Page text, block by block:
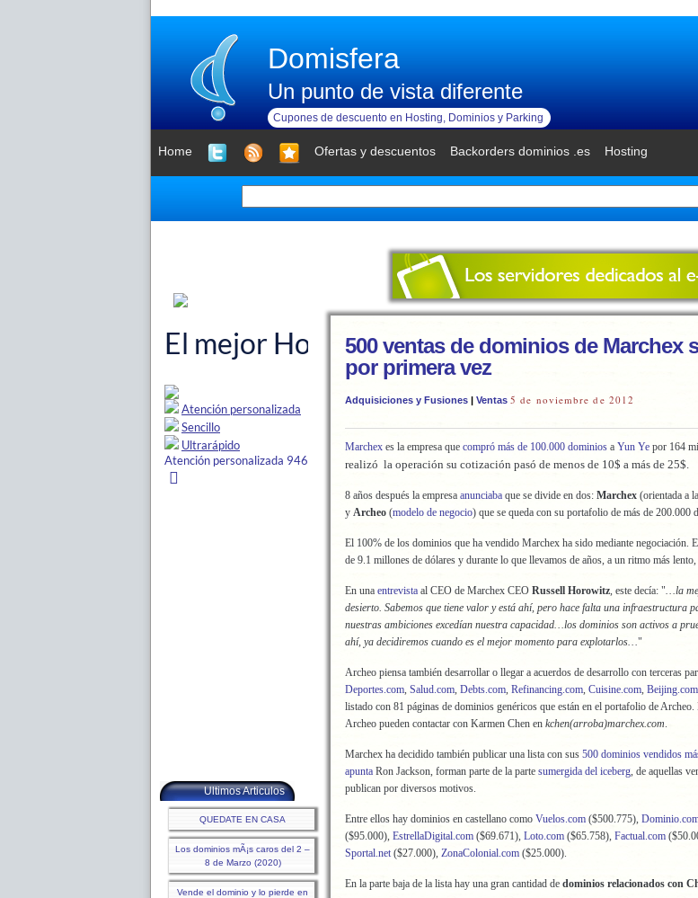
Domisfera
Un punto de vista diferente
Cupones de descuento en Hosting, Dominios y Parking
Home Ofertas y descuentos Backorders dominios .es Hosting
Ultimos Articulos
QUEDATE EN CASA
Los dominios mÃ¡s caros del 2 –
8 de Marzo (2020)
Vende el dominio y lo pierde en
500 ventas de dominios de Marchex
por primera vez
Adquisiciones y Fusiones | Ventas 5 de noviembre de 2012
Marchex es la empresa que compró más de 100.000 dominios a Yun Ye por 164
realizó la operación su cotización pasó de menos de 10$ a más de 25$.
8 años después la empresa anunciaba que se divide en dos: Marchex (orientada a
y Archeo (modelo de negocio) que se queda con su portafolio de más de 200.000
El 100% de los dominios que ha vendido Marchex ha sido mediante negociación.
de 9.1 millones de dólares y durante lo que llevamos de años, a un ritmo más
En una entrevista al CEO de Marchex CEO Russell Horowitz, este decía: "…la
desierto. Sabemos que tiene valor y está ahí, pero hace falta una infraestructura
nuestras ambiciones excedían nuestra capacidad…los dominios son activos a
ahí, ya decidiremos cuando es el mejor momento para explotarlos…"
Archeo piensa también desarrollar o llegar a acuerdos de desarrollo con terceras
Deportes.com, Salud.com, Debts.com, Refinancing.com, Cuisine.com, Beijing.com
listado con 81 páginas de dominios genéricos que están en el portafolio de
Archeo pueden contactar con Karmen Chen en kchen(arroba)marchex.com.
Marchex ha decidido también publicar una lista con sus 500 dominios vendidos
apunta Ron Jackson, forman parte de la parte sumergida del iceberg, de aquellas
publican por diversos motivos.
Entre ellos hay dominios en castellano como Vuelos.com ($500.775),
($95.000), EstrellaDigital.com ($69.671), Loto.com ($65.758), Factual.com
Sportal.net ($27.000), ZonaColonial.com ($25.000).
En la parte baja de la lista hay una gran cantidad de dominios relacionados con